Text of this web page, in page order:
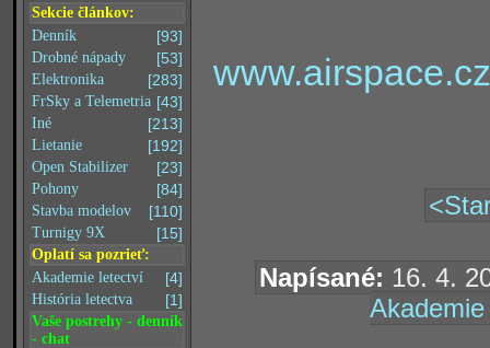
Sekcie článkov:
[93]
Denník
[53]
Drobné nápady
[283]
Elektronika
[43]
FrSky a Telemetria
[213]
Iné
[192]
Lietanie
[23]
Open Stabilizer
[84]
Pohony
[110]
Stavba modelov
[15]
Turnigy 9X
Oplatí sa pozrieť:
[4]
Akademie letectví
[1]
História letectva
Vaše postrehy - denník
- chat
Napísané: 16. 4.